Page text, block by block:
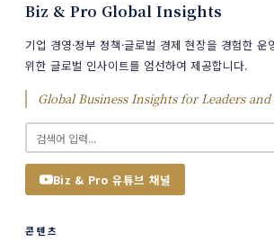
Biz & Pro Global Insights
기업 경영·정부 정책·글로벌 경제 현장을 경험한 운
위한 글로벌 인사이트를 엄선하여 제공합니다.
Global Business Insights for Leaders
Biz & Pro 유튜브 채널
콘텐츠